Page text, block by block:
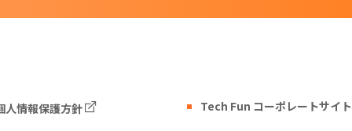
人情報保護方針
Tech Fun コーポレートサイト